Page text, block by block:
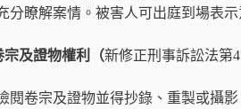
分瞭解案情。被害人可出庭到場表
及證物權利（新修正刑事訴訟法第
閱卷宗及證物並得抄錄、重製或攝